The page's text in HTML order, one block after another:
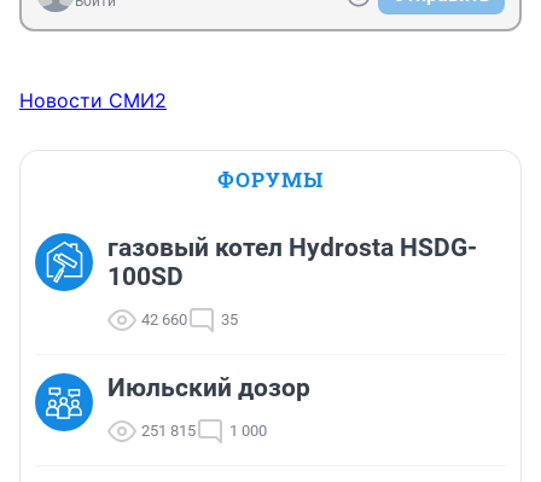
Новости СМИ2
ФОРУМЫ
газовый котел Hydrosta HSDG-
100SD
42 660 35
Июльский дозор
251 815 1 000